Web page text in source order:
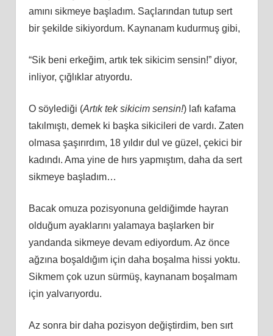
amını sikmeye başladım. Saçlarından tutup sert
bir şekilde sikiyordum. Kaynanam kudurmuş gibi,
“Sik beni erkeğim, artık tek sikicim sensin!” diyor,
inliyor, çığlıklar atıyordu.
O söylediği (Artık tek sikicim sensin!) lafı kafama
takılmıştı, demek ki başka sikicileri de vardı. Zaten
olmasa şaşırırdım, 18 yıldır dul ve güzel, çekici bir
kadındı. Ama yine de hırs yapmıştım, daha da sert
sikmeye başladım…
Bacak omuza pozisyonuna geldiğimde hayran
olduğum ayaklarını yalamaya başlarken bir
yandanda sikmeye devam ediyordum. Az önce
ağzına boşaldığım için daha boşalma hissi yoktu.
Sikmem çok uzun sürmüş, kaynanam boşalmam
için yalvarıyordu.
Az sonra bir daha pozisyon değiştirdim, ben sırt